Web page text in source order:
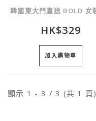
HK$329
加入購物車
顯示 1 - 3 / 3 (共 1 頁)